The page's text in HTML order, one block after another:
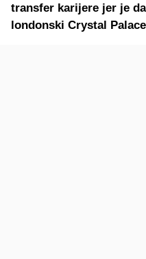
transfer karijere jer je
londonski Crystal